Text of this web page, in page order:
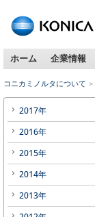
ホーム 企業情報
コニカミノルタについて
2017年
2016年
2015年
2014年
2013年